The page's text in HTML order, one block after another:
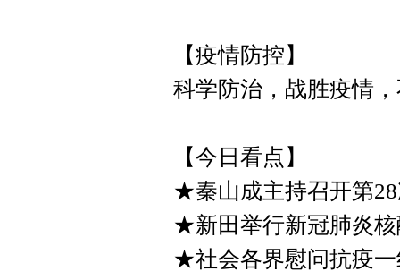
【疫情防控】
科学防治，战胜疫情
【今日看点】
★秦山成主持召开第
★新田举行新冠肺炎
★社会各界慰问抗疫